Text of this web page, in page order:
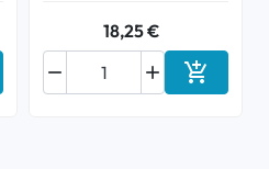
au panier
18,25 €

 Ajouter